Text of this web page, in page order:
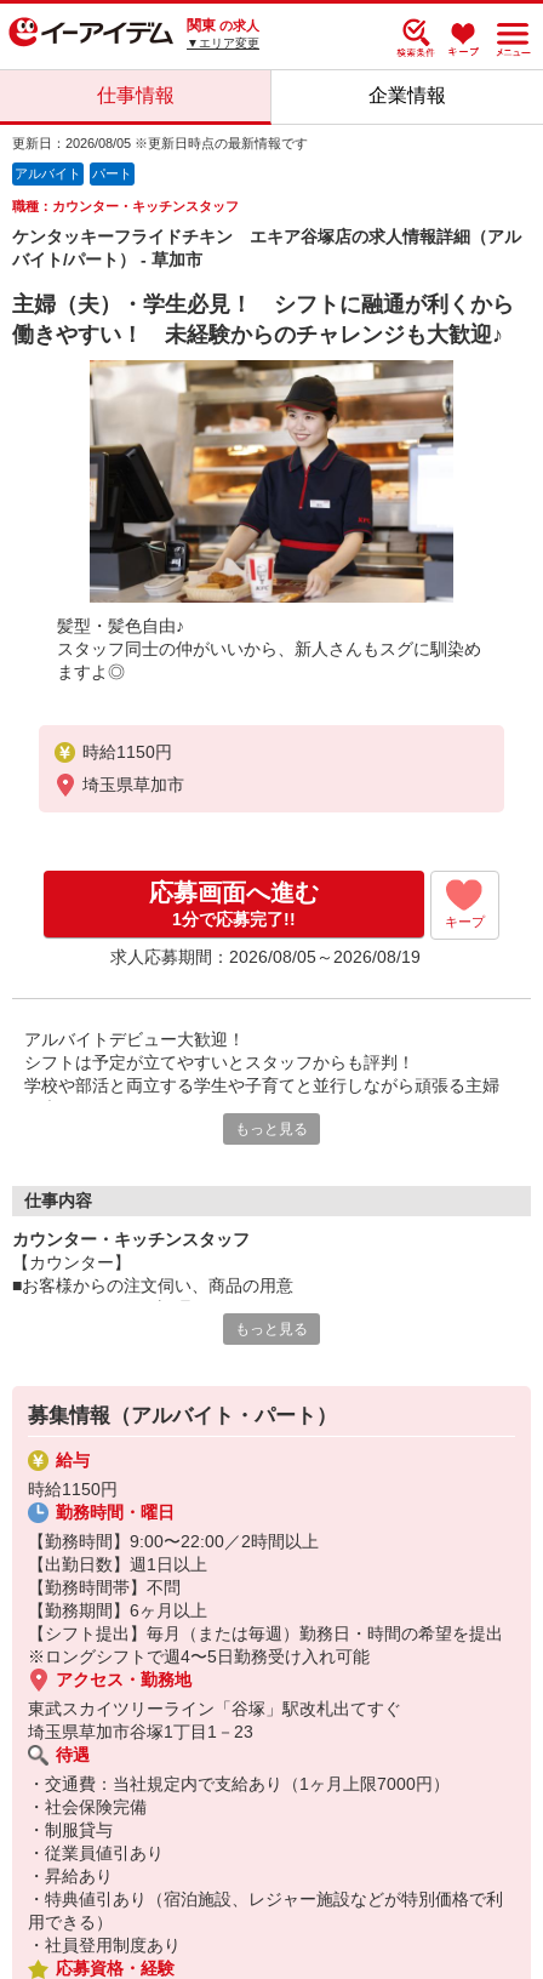
関東 の求人
▼エリア変更
仕事情報 企業情報
更新日：2026/08/05 ※更新日時点の最新情報です
アルバイト パート
職種：カウンター・キッチンスタッフ
ケンタッキーフライドチキン エキア谷塚店の求人情報詳細（アル
バイト/パート） - 草加市
主婦（夫）・学生必見！ シフトに融通が利くから
働きやすい！ 未経験からのチャレンジも大歓迎♪
髪型・髪色自由♪
スタッフ同士の仲がいいから、新人さんもスグに馴染め
ますよ◎
時給1150円
埼玉県草加市
応募画面へ進む
1分で応募完了!! キープ
求人応募期間：2026/08/05～2026/08/19
アルバイトデビュー大歓迎！
シフトは予定が立てやすいとスタッフからも評判！
学校や部活と両立する学生や子育てと並行しながら頑張る主婦
みんなから「働きやすい！」という声が上がっています♪
＜ 未経験でも心配ナシ ＞
先輩によるレクチャーもあるので、
久しぶりのお仕事のパートさんや初アルバイトの学生さんも安心
です♪
オトクな従業員割引があるのも必見！まずは気軽にご応募を☆
もっと見る
仕事内容
カウンター・キッチンスタッフ
【カウンター】
■お客様からの注文伺い、商品の用意
■定期的な店内チェック・清掃
【キッチン】 ※対面や接客はなし！
■チキンの調理
こだわりの詰まったKFCのチキンをつくるお仕事です。
ひとつひとつ丁寧に粉をまぶして揚げる作業をお任せします。
カンタンな作業なので初めての方もスグに覚えられますし、
作業については丁寧に教えるから心配はいりません
もっと見る
募集情報（アルバイト・パート）
給与
時給1150円
勤務時間・曜日
【勤務時間】9:00〜22:00／2時間以上
【出勤日数】週1日以上
【勤務時間帯】不問
【勤務期間】6ヶ月以上
【シフト提出】毎月（または毎週）勤務日・時間の希望を提出
※ロングシフトで週4〜5日勤務受け入れ可能
アクセス・勤務地
東武スカイツリーライン「谷塚」駅改札出てすぐ
埼玉県草加市谷塚1丁目1－23
待遇
・交通費：当社規定内で支給あり（1ヶ月上限7000円）
・社会保険完備
・制服貸与
・従業員値引あり
・昇給あり
・特典値引あり（宿泊施設、レジャー施設などが特別価格で利
用できる）
・社員登用制度あり
応募資格・経験